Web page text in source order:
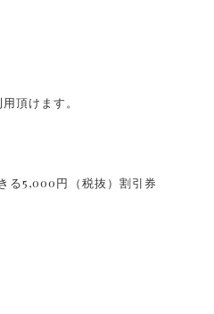
頂けます。
る5,000円（税抜）割引券